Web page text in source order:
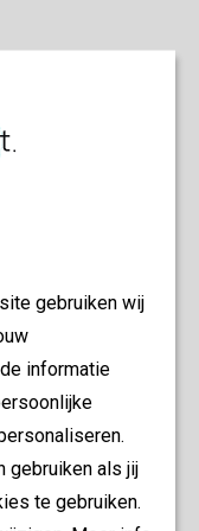
gebruiken wij
informatie
gebruiken als jij
te gebruiken.